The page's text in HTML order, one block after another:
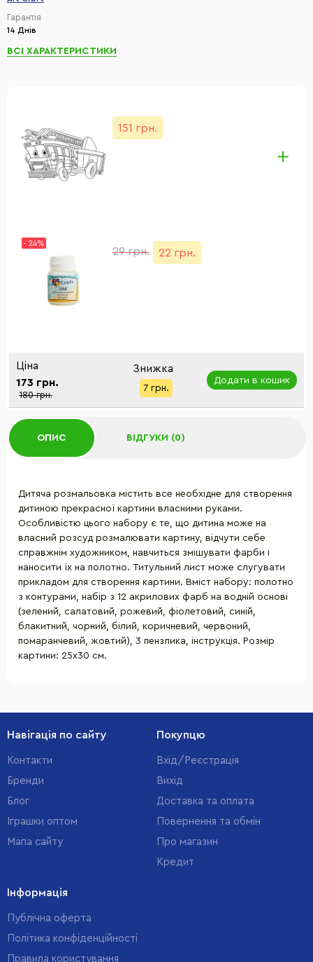
Гарантія
14 Днів
ВСІ ХАРАКТЕРИСТИКИ
151 грн.
- 24%
29 грн. 22 грн.
Ціна
173 грн.
180 грн.
Знижка
7 грн.
Додати в кошик
ОПИС ВІДГУКИ (0)
Дитяча розмальовка містить все необхідне для створення
дитиною прекрасної картини власними руками.
Особливістю цього набору є те, що дитина може на
власний розсуд розмалювати картину, відчути себе
справжнім художником, навчиться змішувати фарби і
наносити їх на полотно. Титульний лист може слугувати
прикладом для створення картини. Вміст набору: полотно
з контурами, набір з 12 акрилових фарб на водній основі
(зелений, салатовий, рожевий, фіолетовий, синій,
блакитний, чорний, білий, коричневий, червоний,
помаранчевий, жовтий), 3 пензлика, інструкція. Розмір
картини: 25х30 см.
Навігація по сайту
Контакти
Бренди
Блог
Іграшки оптом
Мапа сайту
Покупцю
Вхід/Реєстрація
Вихід
Доставка та оплата
Повернення та обмін
Про магазин
Кредит
Інформація
Публічна оферта
Політика конфіденційності
Правила користування